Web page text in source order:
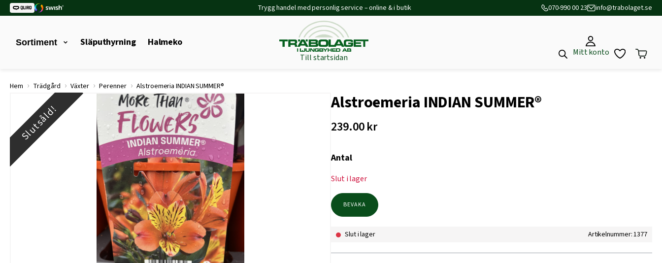
Trygg handel med personlig service – online & i butik 070-990 00 23 info@trabolaget.se
Sortiment Släputhyrning Halmeko
Till startsidan
Mitt konto
Hem › Trädgård › Växter › Perenner › Alstroemeria INDIAN SUMMER®
Slutsåld! Alstroemeria INDIAN SUMMER®
239.00kr
Antal
Slut i lager
BEVAKA
Slut i lager Artikelnummer: 1377